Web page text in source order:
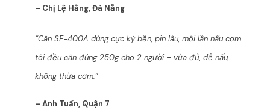
– Chị Lệ Hằng, Đà Nẵng
“Cân SF-400A dùng cực kỳ bền, pin lâu, mỗi lần nấu cơm
tôi đều cân đúng 250g cho 2 người – vừa đủ, dễ nấu,
không thừa cơm.”
– Anh Tuấn, Quận 7